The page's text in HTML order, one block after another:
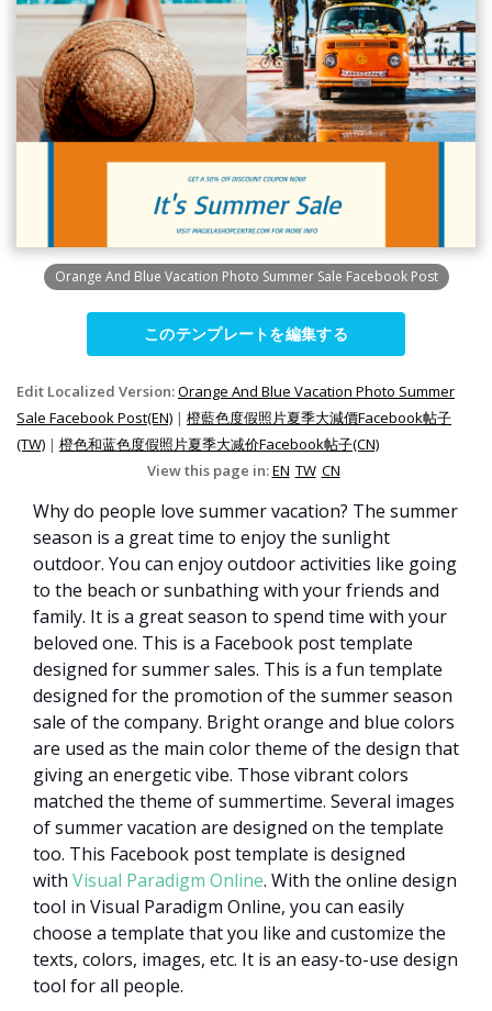
Orange And Blue Vacation Photo Summer Sale Facebook Post
このテンプレートを編集する
Edit Localized Version:Orange And Blue Vacation Photo Summer
Sale Facebook Post(EN) | 橙藍色度假照片夏季大減價Facebook帖子
(TW) | 橙色和蓝色度假照片夏季大减价Facebook帖子(CN)
View this page in:EN TW CN
Why do people love summer vacation? The summer
season is a great time to enjoy the sunlight
outdoor. You can enjoy outdoor activities like going
to the beach or sunbathing with your friends and
family. It is a great season to spend time with your
beloved one. This is a Facebook post template
designed for summer sales. This is a fun template
designed for the promotion of the summer season
sale of the company. Bright orange and blue colors
are used as the main color theme of the design that
giving an energetic vibe. Those vibrant colors
matched the theme of summertime. Several images
of summer vacation are designed on the template
too. This Facebook post template is designed
with Visual Paradigm Online. With the online design
tool in Visual Paradigm Online, you can easily
choose a template that you like and customize the
texts, colors, images, etc. It is an easy-to-use design
tool for all people.